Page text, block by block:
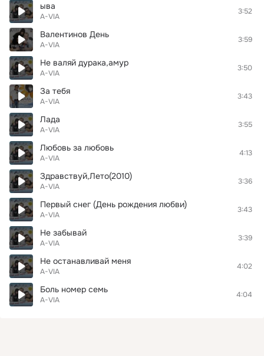
ыва
A-VIA
3:52
Валентинов День
A-VIA
3:59
Не валяй дурака,амур
A-VIA
3:50
За тебя
A-VIA
3:43
Лада
A-VIA
3:55
Любовь за любовь
A-VIA
4:13
Здравствуй,Лето(2010)
A-VIA
3:36
Первый снег (День рождения любви)
A-VIA
3:43
Не забывай
A-VIA
3:39
Не останавливай меня
A-VIA
4:02
Боль номер семь
A-VIA
4:04